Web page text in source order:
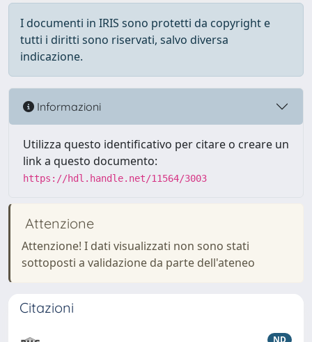
I documenti in IRIS sono protetti da copyright e
tutti i diritti sono riservati, salvo diversa
indicazione.
Informazioni
Utilizza questo identificativo per citare o creare un
link a questo documento:
https://hdl.handle.net/11564/3003
Attenzione
Attenzione! I dati visualizzati non sono stati
sottoposti a validazione da parte dell'ateneo
Citazioni